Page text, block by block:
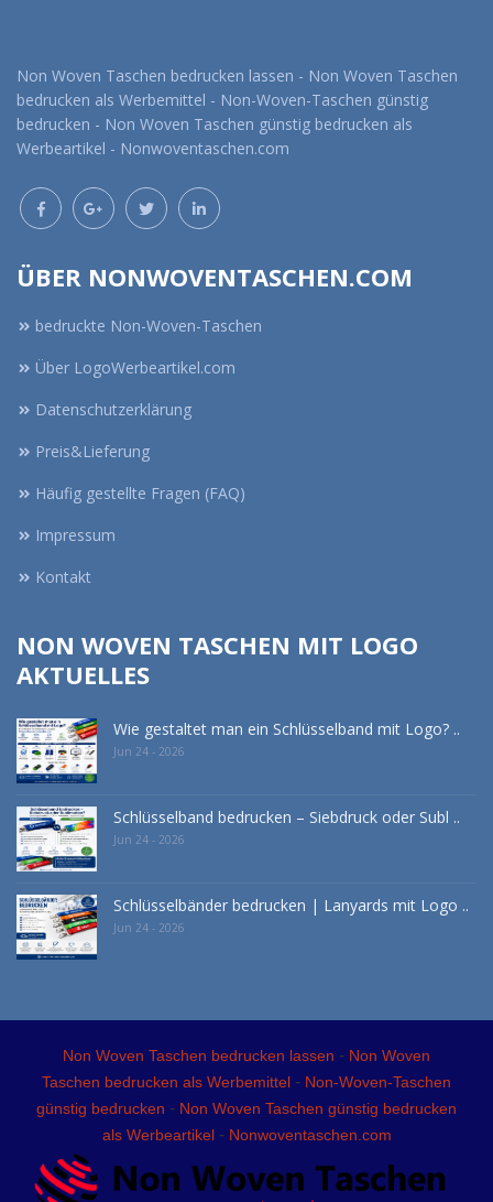
Non Woven Taschen bedrucken lassen - Non Woven Taschen
bedrucken als Werbemittel - Non-Woven-Taschen günstig
bedrucken - Non Woven Taschen günstig bedrucken als
Werbeartikel - Nonwoventaschen.com
ÜBER NONWOVENTASCHEN.COM
bedruckte Non-Woven-Taschen
Über LogoWerbeartikel.com
Datenschutzerklärung
Preis&Lieferung
Häufig gestellte Fragen (FAQ)
Impressum
Kontakt
NON WOVEN TASCHEN MIT LOGO
AKTUELLES
Wie gestaltet man ein Schlüsselband mit Logo? ..
Jun 24 - 2026
Schlüsselband bedrucken – Siebdruck oder Subl ..
Jun 24 - 2026
Schlüsselbänder bedrucken | Lanyards mit Logo ..
Jun 24 - 2026
Non Woven Taschen bedrucken lassen - Non Woven
Taschen bedrucken als Werbemittel - Non-Woven-Taschen
günstig bedrucken - Non Woven Taschen günstig bedrucken
als Werbeartikel- Nonwoventaschen.com